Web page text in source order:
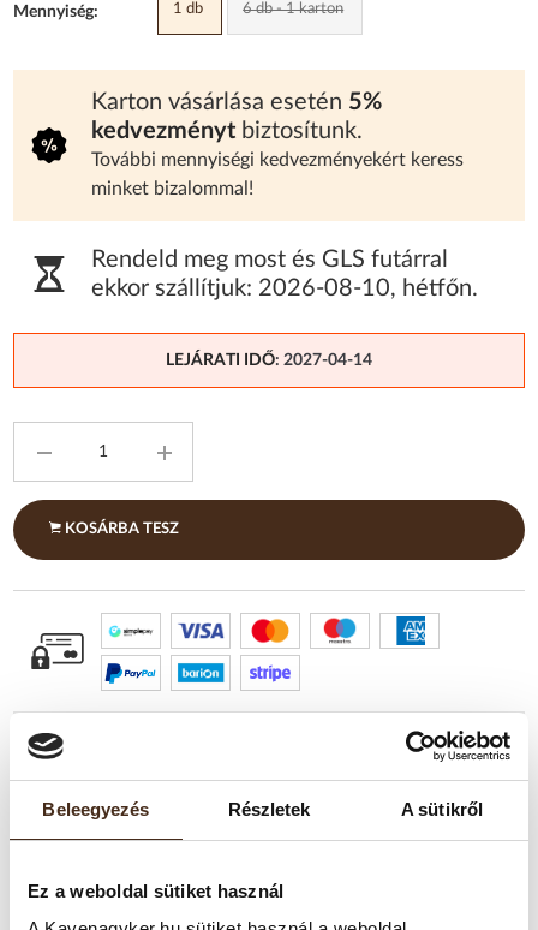
Beleegyezés Részletek A sütikről
Ez a weboldal sütiket használ
Mennyiség: 1 db 6 db - 1 karton
Karton vásárlása esetén 5%
kedvezményt biztosítunk.
További mennyiségi kedvezményekért keress
minket bizalommal!
Rendeld meg most és GLS futárral
ekkor szállítjuk: 2026-08-10, hétfőn.
LEJÁRATI IDŐ: 2027-04-14
KOSÁRBA TESZ
TERMÉKLEÍRÁS